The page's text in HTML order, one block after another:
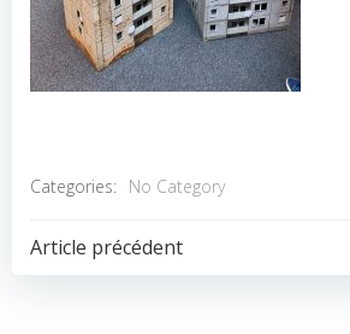
Categories: No Category
POST
Article précédent